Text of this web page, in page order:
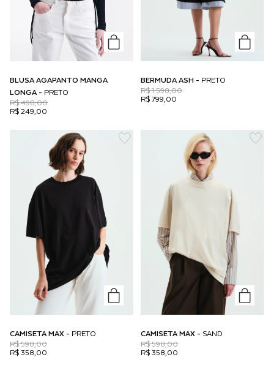
BLUSA AGAPANTO MANGA
LONGA - PRETO
R$ 249,00
R$ 498,00
BERMUDA ASH - PRETO
R$ 799,00
R$ 1.598,00
CAMISETA MAX - PRETO
R$ 358,00
R$ 598,00
CAMISETA MAX - SAND
R$ 358,00
R$ 598,00